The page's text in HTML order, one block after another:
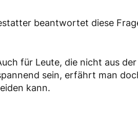
beantwortet diese
für Leute, die nicht aus der
sein, erfährt man
kann.